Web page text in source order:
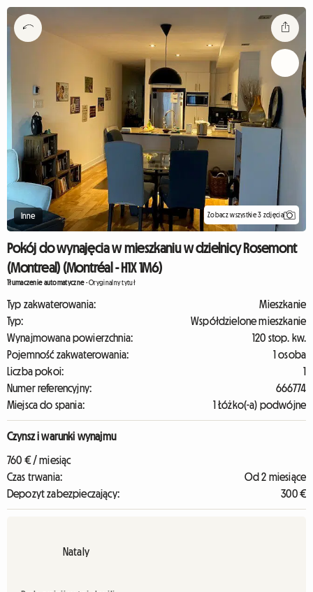
Inne Zobacz wszystkie 3 zdjęcia
Pokój do wynajęcia w mieszkaniu w dzielnicy Rosemont
(Montreal) (Montréal - H1X 1M6)
Tłumaczenie automatyczne-Oryginalny tytuł
Typ zakwaterowania:
Mieszkanie
Typ:
Współdzielone mieszkanie
Wynajmowana powierzchnia:
120 stop. kw.
Pojemność zakwaterowania:
1 osoba
Liczba pokoi:
1
Numer referencyjny:
666774
Miejsca do spania:
1 Łóżko(-a) podwójne
Czynsz i warunki wynajmu
760 € / miesiąc
Czas trwania:
Od 2 miesiące
Depozyt zabezpieczający:
300 €
Nataly